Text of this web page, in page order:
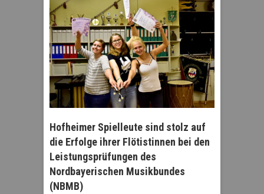
Hofheimer Spielleute sind stolz auf
die Erfolge ihrer Flötistinnen bei den
Leistungsprüfungen des
Nordbayerischen Musikbundes
(NBMB)